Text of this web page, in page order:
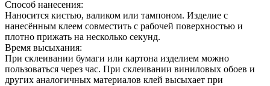
Способ нанесения:
Наносится кистью, валиком или тампоном. Изделие с
нанесённым клеем совместить с рабочей поверхностью и
плотно прижать на несколько секунд.
Время высыхания:
При склеивании бумаги или картона изделием можно
пользоваться через час. При склеивании виниловых обоев и
других аналогичных материалов клей высыхает при